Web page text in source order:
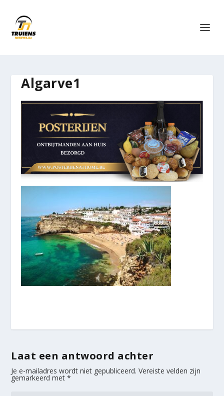
Algarve1
Laat een antwoord achter
Je e-mailadres wordt niet gepubliceerd. Vereiste velden zijn
gemarkeerd met*